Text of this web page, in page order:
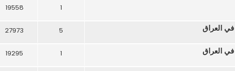
1
19558
5
27973
1
19295